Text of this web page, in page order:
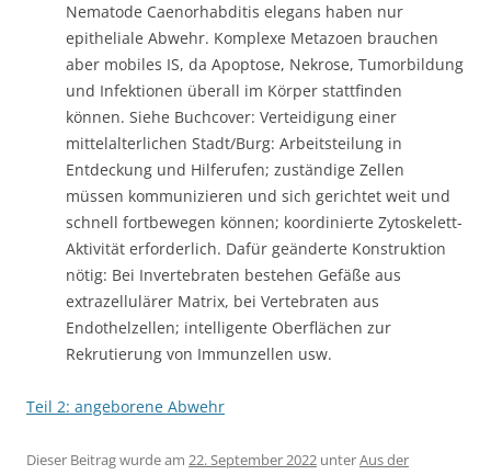
Nematode Caenorhabditis elegans haben nur
epitheliale Abwehr. Komplexe Metazoen brauchen
aber mobiles IS, da Apoptose, Nekrose, Tumorbildung
und Infektionen überall im Körper stattfinden
können. Siehe Buchcover: Verteidigung einer
mittelalterlichen Stadt/Burg: Arbeitsteilung in
Entdeckung und Hilferufen; zuständige Zellen
müssen kommunizieren und sich gerichtet weit und
schnell fortbewegen können; koordinierte Zytoskelett-
Aktivität erforderlich. Dafür geänderte Konstruktion
nötig: Bei Invertebraten bestehen Gefäße aus
extrazellulärer Matrix, bei Vertebraten aus
Endothelzellen; intelligente Oberflächen zur
Rekrutierung von Immunzellen usw.
Teil 2: angeborene Abwehr
Dieser Beitrag wurde am 22. September 2022 unterAus der